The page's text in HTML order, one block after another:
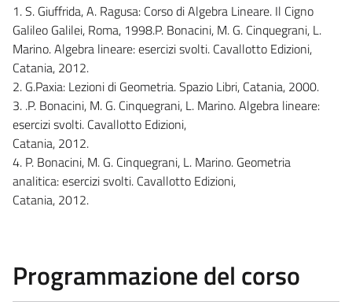
1. S. Giuffrida, A. Ragusa: Corso di Algebra Lineare. Il Cigno
Galileo Galilei, Roma, 1998.P. Bonacini, M. G. Cinquegrani, L.
Marino. Algebra lineare: esercizi svolti. Cavallotto Edizioni,
Catania, 2012.
2. G.Paxia: Lezioni di Geometria. Spazio Libri, Catania, 2000.
3. .P. Bonacini, M. G. Cinquegrani, L. Marino. Algebra lineare:
esercizi svolti. Cavallotto Edizioni,
Catania, 2012.
4. P. Bonacini, M. G. Cinquegrani, L. Marino. Geometria
analitica: esercizi svolti. Cavallotto Edizioni,
Catania, 2012.
Programmazione del corso